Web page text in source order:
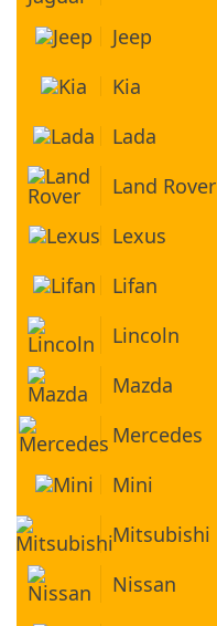
Jeep
Kia
Lada
Land Rover
Lexus
Lifan
Lincoln
Mazda
Mercedes
Mini
Mitsubishi
Nissan